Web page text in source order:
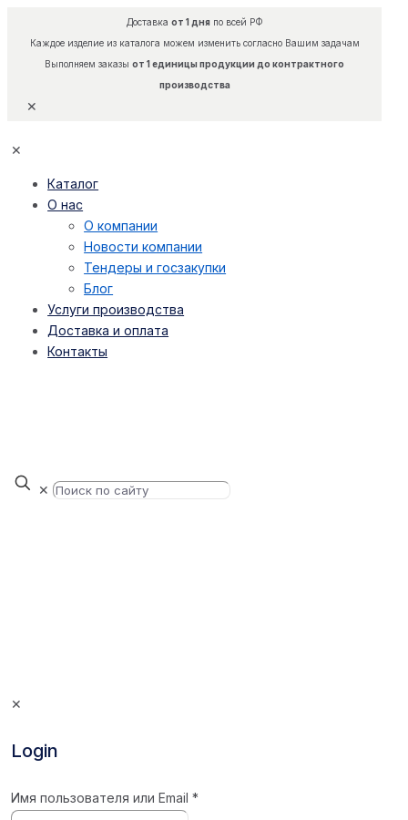
Доставка от 1 дняпо всей РФ
Каждое изделие из каталога можем изменить согласно Вашим задачам
Выполняем заказы от 1 единицы продукции до контрактного
производства
✕
✕
Каталог
О нас
О компании
Новости компании
Тендеры и госзакупки
Блог
Услуги производства
Доставка и оплата
Контакты
✕
✕
Login
Имя пользователя или Email*